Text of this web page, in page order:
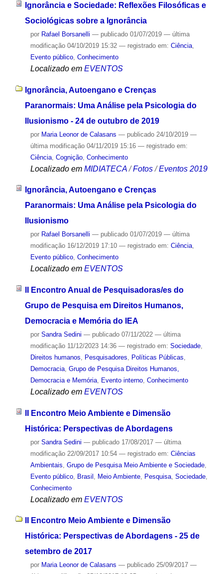
Ignorância e Sociedade: Reflexões Filosóficas e
Sociológicas sobre a Ignorância
por Rafael Borsanelli — publicado01/07/2019 — última
modificação04/10/2019 15:32 — registrado em: Ciência,
Evento público, Conhecimento
Localizado em EVENTOS
Ignorância, Autoengano e Crenças
Paranormais: Uma Análise pela Psicologia do
Ilusionismo - 24 de outubro de 2019
por Maria Leonor de Calasans — publicado24/10/2019 —
última modificação04/11/2019 15:16 — registrado em:
Ciência, Cognição, Conhecimento
Localizado em MIDIATECA /Fotos /Eventos 2019
Ignorância, Autoengano e Crenças
Paranormais: Uma Análise pela Psicologia do
Ilusionismo
por Rafael Borsanelli — publicado01/07/2019 — última
modificação16/12/2019 17:10 — registrado em: Ciência,
Evento público, Conhecimento
Localizado em EVENTOS
II Encontro Anual de Pesquisadoras/es do
Grupo de Pesquisa em Direitos Humanos,
Democracia e Memória do IEA
por Sandra Sedini — publicado07/11/2022 — última
modificação11/12/2023 14:36 — registrado em: Sociedade,
Direitos humanos, Pesquisadores, Políticas Públicas,
Democracia, Grupo de Pesquisa Direitos Humanos,
Democracia e Memória, Evento interno, Conhecimento
Localizado em EVENTOS
II Encontro Meio Ambiente e Dimensão
Histórica: Perspectivas de Abordagens
por Sandra Sedini — publicado17/08/2017 — última
modificação22/09/2017 10:54 — registrado em: Ciências
Ambientais Grupo de Pesquisa Meio Ambiente e Sociedade,
Evento público, Brasil Meio Ambiente, Pesquisa, Sociedade,
Conhecimento
Localizado em EVENTOS
II Encontro Meio Ambiente e Dimensão
Histórica: Perspectivas de Abordagens - 25 de
setembro de 2017
por Maria Leonor de Calasans — publicado25/09/2017 —